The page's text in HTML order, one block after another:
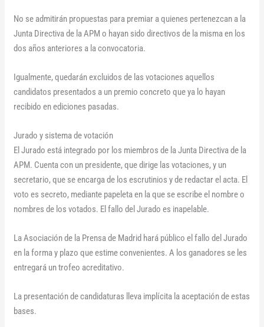
No se admitirán propuestas para premiar a quienes pertenezcan a la
Junta Directiva de la APM o hayan sido directivos de la misma en los
dos años anteriores a la convocatoria.
Igualmente, quedarán excluidos de las votaciones aquellos
candidatos presentados a un premio concreto que ya lo hayan
recibido en ediciones pasadas.
Jurado y sistema de votación
El Jurado está integrado por los miembros de la Junta Directiva de la
APM. Cuenta con un presidente, que dirige las votaciones, y un
secretario, que se encarga de los escrutinios y de redactar el acta. El
voto es secreto, mediante papeleta en la que se escribe el nombre o
nombres de los votados. El fallo del Jurado es inapelable.
La Asociación de la Prensa de Madrid hará público el fallo del Jurado
en la forma y plazo que estime convenientes. A los ganadores se les
entregará un trofeo acreditativo.
La presentación de candidaturas lleva implícita la aceptación de estas
bases.